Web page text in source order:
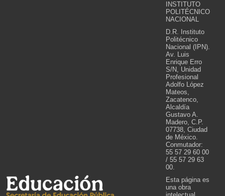
INSTITUTO
POLITÉCNICO
NACIONAL
D.R. Instituto
Politécnico
Nacional (IPN).
Av. Luis
Enrique Erro
S/N, Unidad
Profesional
Adolfo López
Mateos,
Zacatenco,
Alcaldía
Gustavo A.
Madero, C.P.
07738, Ciudad
de México.
Conmutador:
55 57 29 60 00
/ 55 57 29 63
00.
Esta página es
una obra